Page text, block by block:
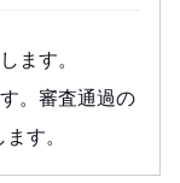
ます。
。審査通過の
す。